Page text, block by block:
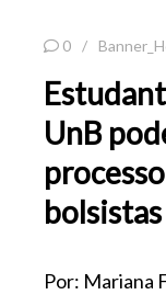
0
UnB
Por: Mariana